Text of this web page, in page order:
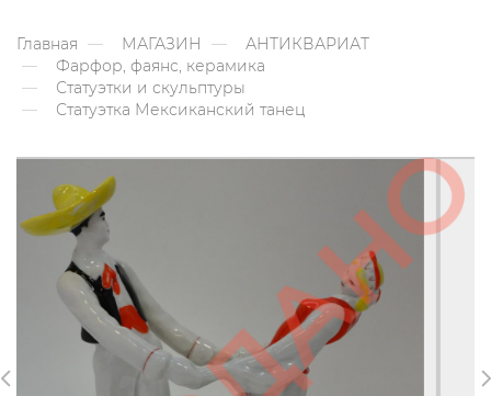
Главная МАГАЗИН
АНТИКВАРИАТ
Фарфор, фаянс, керамика
Статуэтки и скульптуры
Статуэтка Мексиканский танец